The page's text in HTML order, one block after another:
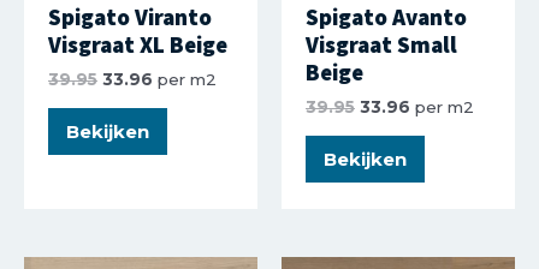
Spigato Viranto
Visgraat XL Beige
39.95 33.96 per m2
Bekijken
Spigato Avanto
Visgraat Small
Beige
39.95 33.96 per m2
Bekijken